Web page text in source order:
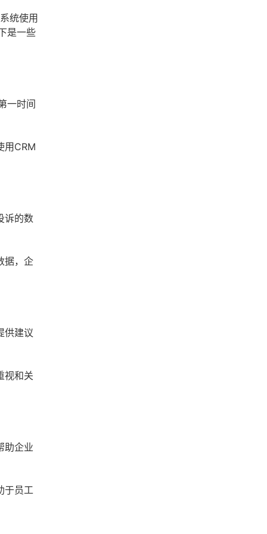
统使用
是一些
一时间
用CRM
诉的数
据，企
供建议
视和关
助企业
于员工